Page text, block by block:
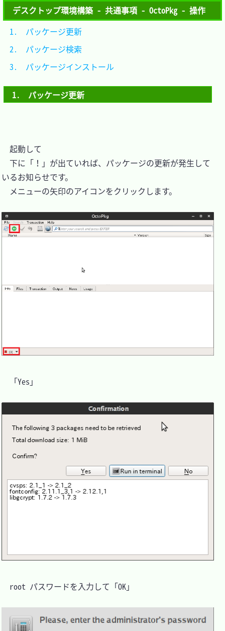
デスクトップ環境構築 - 共通事項 - OctoPkg - 操作
1.　パッケージ更新
起動して
下に「！」が出ていれば、パッケージの更新が発生して
いるお知らせです。
メニューの矢印のアイコンをクリックします。
「Yes」
root パスワードを入力して「OK」